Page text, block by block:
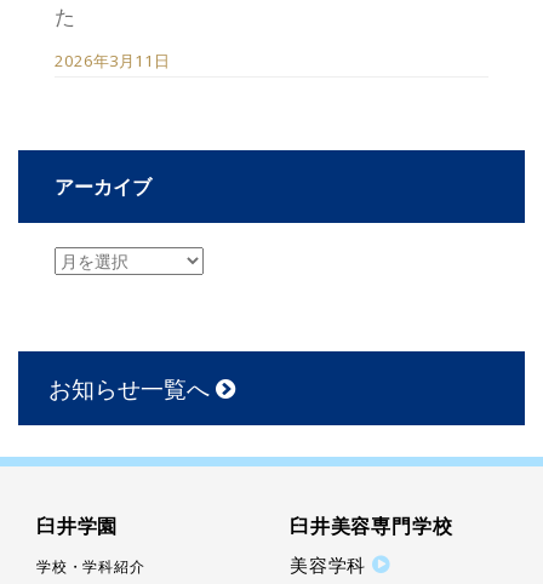
た
2026年3月11日
アーカイブ
お知らせ一覧へ
臼井学園
学校・学科紹介
臼井美容専門学校
美容学科